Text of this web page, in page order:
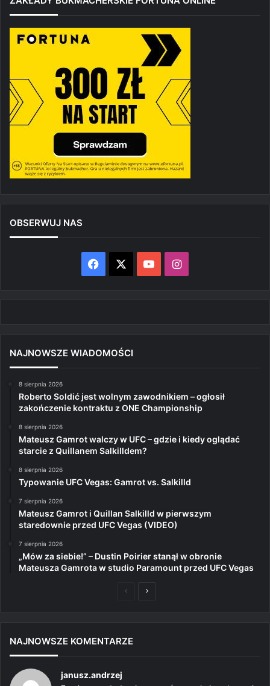
OBSERWUJ NAS
Facebook YouTubeInstagram
NAJNOWSZE WIADOMOŚCI
8 sierpnia 2026
Roberto Soldić jest wolnym zawodnikiem – ogłosił
zakończenie kontraktu z ONE Championship
8 sierpnia 2026
Mateusz Gamrot walczy w UFC – gdzie i kiedy oglądać
starcie z Quillanem Salkilldem?
8 sierpnia 2026
Typowanie UFC Vegas: Gamrot vs. Salkilld
7 sierpnia 2026
Mateusz Gamrot i Quillan Salkilld w pierwszym
staredownie przed UFC Vegas (VIDEO)
7 sierpnia 2026
„Mów za siebie!” – Dustin Poirier stanął w obronie
Mateusza Gamrota w studio Paramount przed UFC Vegas
PoprzedniaNastępna
NAJNOWSZE KOMENTARZE
janusz.andrzej